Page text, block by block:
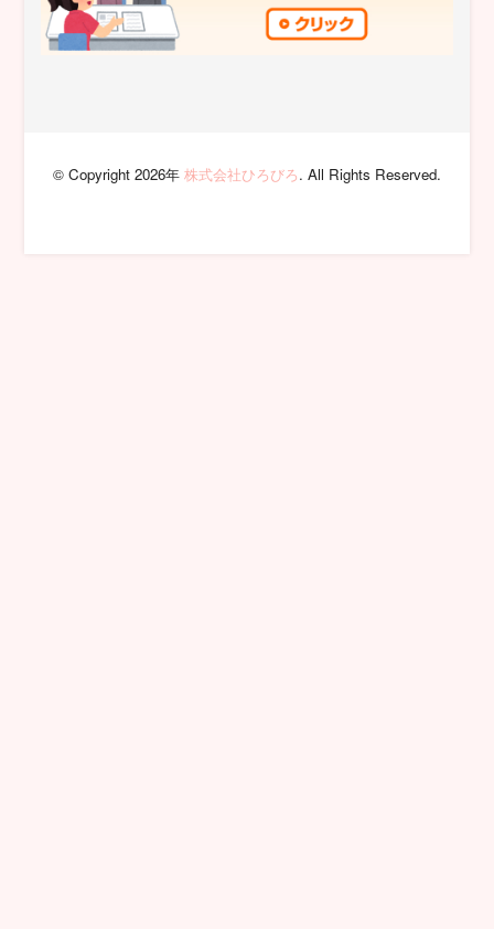
© Copyright 2026年 株式会社ひろびろ. All Rights Reserved.